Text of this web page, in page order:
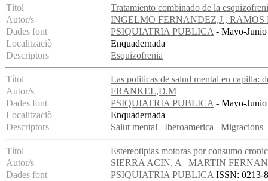
Títol
Tratamiento combinado de la
Autor/s
INGELMO FERNANDEZ,J.,
Dades font
PSIQUIATRIA PUBLICA- Mayo-Junio
Localitzaciò
Enquadernada
Descriptors
Esquizofrenia
Títol
Las politicas de salud mental en capilla:
Autor/s
FRANKEL,D.M
Dades font
PSIQUIATRIA PUBLICA- Mayo-Junio
Localitzaciò
Enquadernada
Descriptors
Salut mental Iberoamerica Migracions
Títol
Estereotipias motoras por consumo
Autor/s
SIERRA ACIN, A
MARTIN
Dades font
PSIQUIATRIA PUBLICAISSN: 0213-